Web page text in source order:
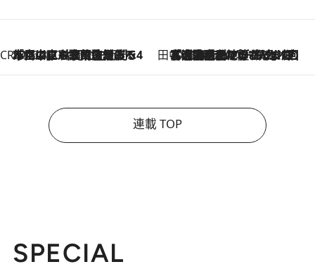
CREA'S CHOICE
2026.8.7
「立川にも歌舞伎があるんだよ」 片岡仁左衛門・市川中車ら豪華座組みで4年目の立川立飛歌舞伎へ 田中稲の勝手に再ブーム
2026.8.7
「湘南乃風に憧れて」観客大盛上がりの“タオル回し”に、ラッパー顔負けの高速歌唱まで…さだまさし（74）のアグレッシブすぎる現在地
連載 TOP
SPECIAL